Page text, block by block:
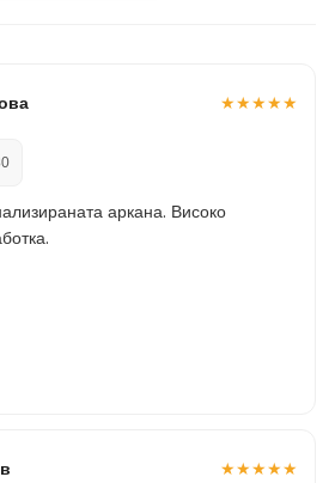
★★★★★
аркана. Високо
★★★★★